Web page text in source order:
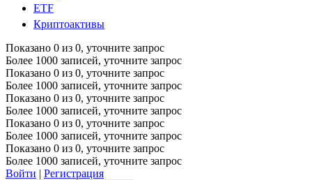
ETF
Криптоактивы
Показано 0 из 0, уточните запрос
Более 1000 записей, уточните запрос
Показано 0 из 0, уточните запрос
Более 1000 записей, уточните запрос
Показано 0 из 0, уточните запрос
Более 1000 записей, уточните запрос
Показано 0 из 0, уточните запрос
Более 1000 записей, уточните запрос
Показано 0 из 0, уточните запрос
Более 1000 записей, уточните запрос
Войти | Регистрация